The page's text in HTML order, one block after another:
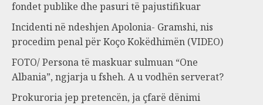
fondet publike dhe pasuri të pajustifikuar
Incidenti në ndeshjen Apolonia- Gramshi, nis
procedim penal për Koço Kokëdhimën (VIDEO)
FOTO/ Persona të maskuar sulmuan “One
Albania”, ngjarja u fsheh. A u vodhën serverat?
Prokuroria jep pretencën, ja çfarë dënimi